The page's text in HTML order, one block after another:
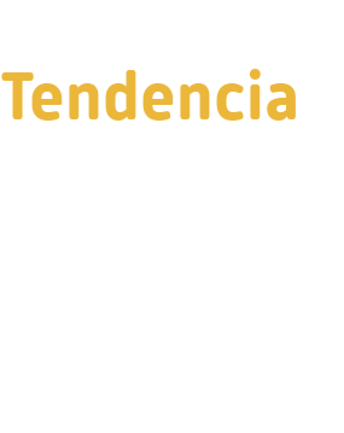
Tendencia